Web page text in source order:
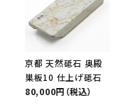
京都 天然砥石 奥殿
巣板10 仕上げ砥石
80,000円（税込）